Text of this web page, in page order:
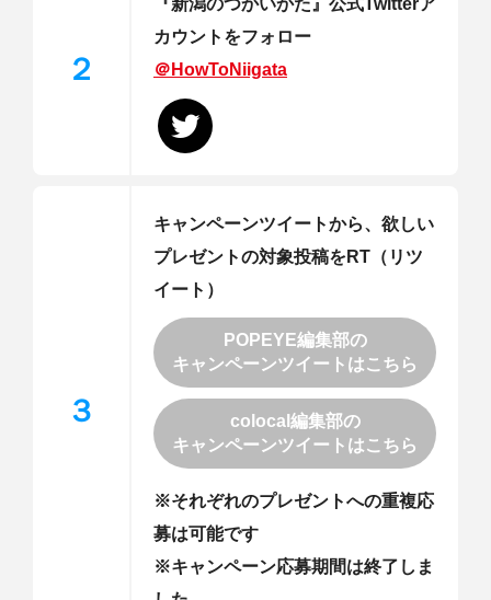
２
カウントをフォロー
＠HowToNiigata
３
キャンペーンツイートから、欲しい
プレゼントの対象投稿をRT（リツ
イート）
POPEYE編集部の
キャンペーンツイートはこちら
colocal編集部の
キャンペーンツイートはこちら
※それぞれのプレゼントへの重複応
募は可能です
※キャンペーン応募期間は終了しま